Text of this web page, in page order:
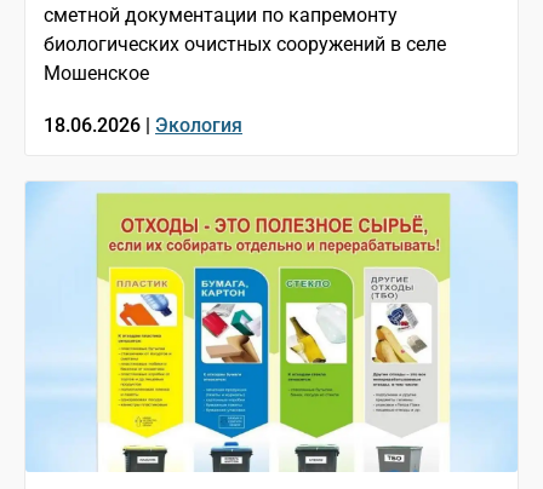
сметной документации по капремонту
биологических очистных сооружений в селе
Мошенское
18.06.2026 | Экология